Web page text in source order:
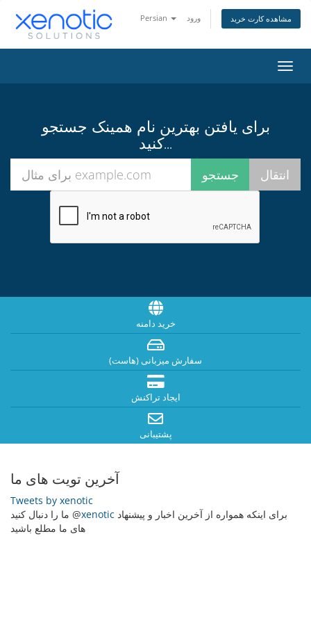
Persian ورود مشاهده کارت خرید
تغییر
برای یافتن بهترین نام همینک جستجو
کنید...
خرید دامنه
سفارش میزبانی (هاست)
ایجاد تراکنش
پشتیبانی
آخرین تویت های ما
Tweets by xenotic
ما را دنبال کنید @xenotic
های ما مطلع باشید